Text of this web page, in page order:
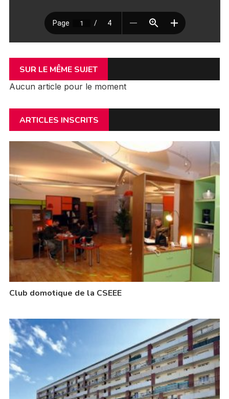
SUR LE MÊME SUJET
Aucun article pour le moment
ARTICLES INSCRITS
Club domotique de la CSEEE